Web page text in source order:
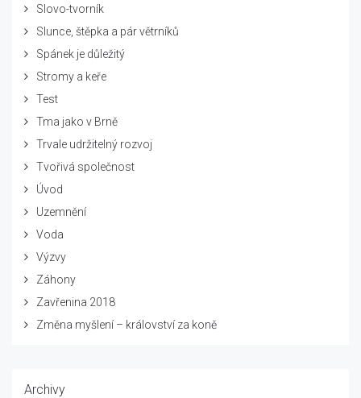
Slovo-tvorník
Slunce, štěpka a pár větrníků
Spánek je důležitý
Stromy a keře
Test
Tma jako v Brně
Trvale udržitelný rozvoj
Tvořivá společnost
Úvod
Uzemnění
Voda
Výzvy
Záhony
Zavřenina 2018
Změna myšlení – království za koně
Archivy